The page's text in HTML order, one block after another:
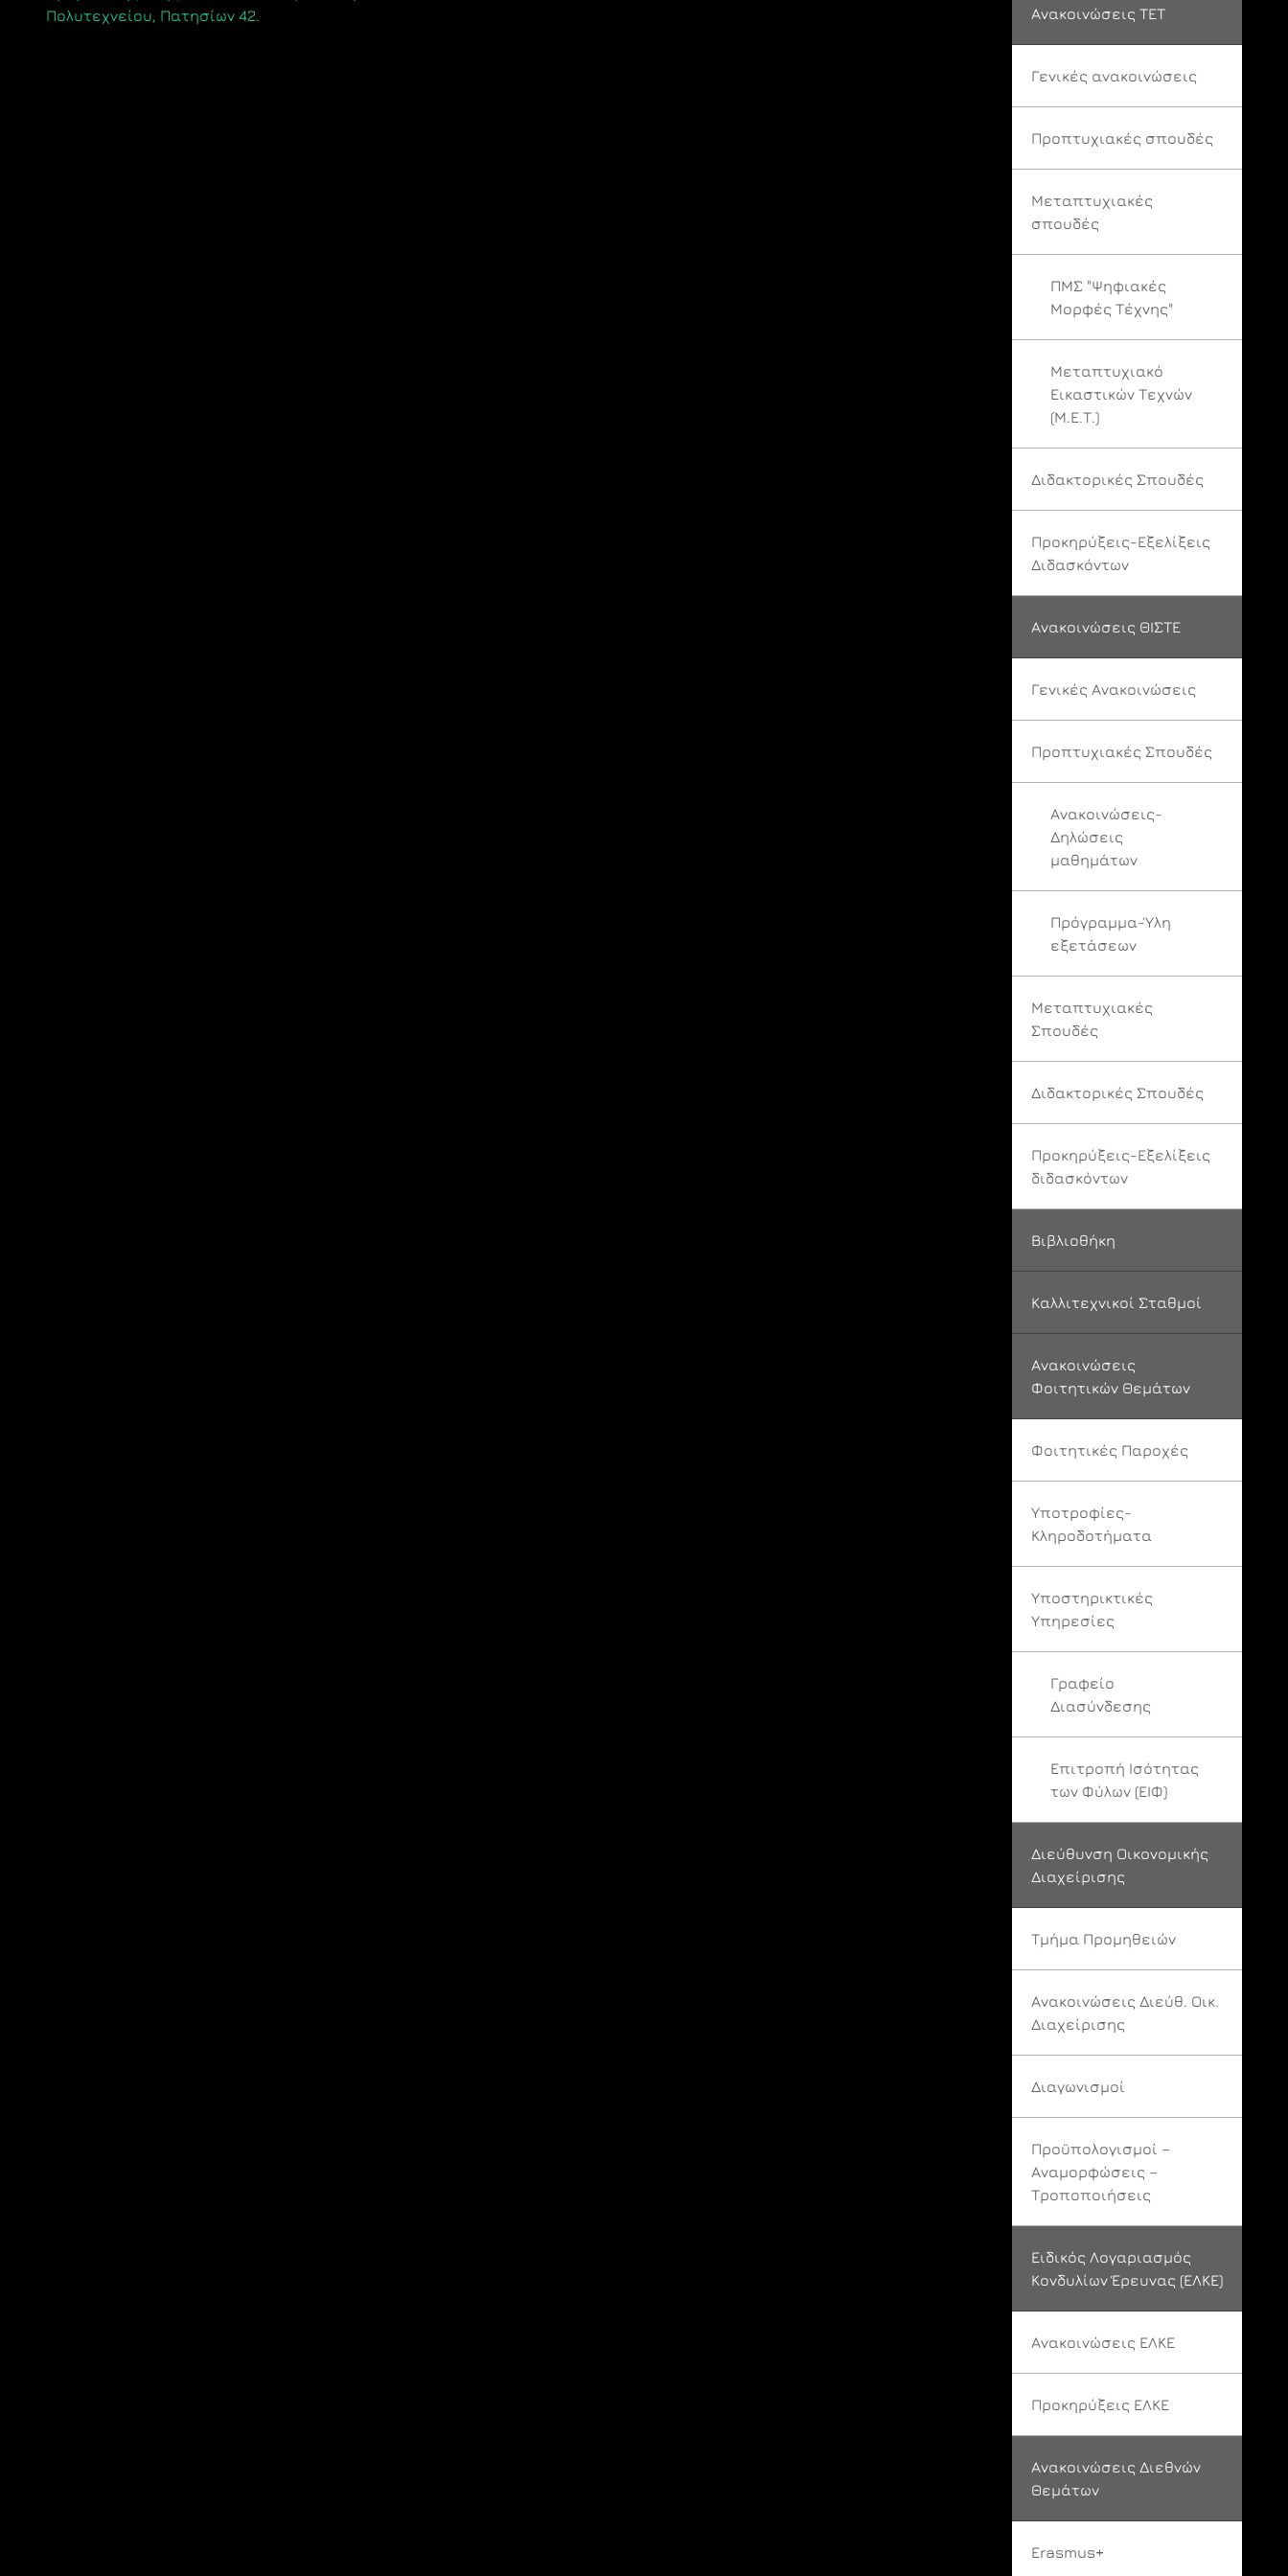
Πολυτεχνείου, Πατησίων 42.
Ανακοινώσεις ΤΕΤ
Γενικές ανακοινώσεις
Προπτυχιακές σπουδές
Μεταπτυχιακές
σπουδές
ΠΜΣ "Ψηφιακές
Μορφές Τέχνης"
Μεταπτυχιακό
Εικαστικών Τεχνών
(Μ.Ε.Τ.)
Διδακτορικές Σπουδές
Προκηρύξεις-Εξελίξεις
Διδασκόντων
Ανακοινώσεις ΘΙΣΤΕ
Γενικές Ανακοινώσεις
Προπτυχιακές Σπουδές
Ανακοινώσεις-
Δηλώσεις
μαθημάτων
Πρόγραμμα-Ύλη
εξετάσεων
Μεταπτυχιακές
Σπουδές
Διδακτορικές Σπουδές
Προκηρύξεις-Εξελίξεις
διδασκόντων
Βιβλιοθήκη
Καλλιτεχνικοί Σταθμοί
Ανακοινώσεις
Φοιτητικών Θεμάτων
Φοιτητικές Παροχές
Υποτροφίες-
Κληροδοτήματα
Υποστηρικτικές
Υπηρεσίες
Γραφείο
Διασύνδεσης
Επιτροπή Ισότητας
των Φύλων (ΕΙΦ)
Διεύθυνση Οικονομικής
Διαχείρισης
Τμήμα Προμηθειών
Ανακοινώσεις Διεύθ. Οικ.
Διαχείρισης
Διαγωνισμοί
Προϋπολογισμοί –
Αναμορφώσεις –
Τροποποιήσεις
Ειδικός Λογαριασμός
Κονδυλίων Έρευνας (ΕΛΚΕ)
Ανακοινώσεις ΕΛΚΕ
Προκηρύξεις ΕΛΚΕ
Ανακοινώσεις Διεθνών
Θεμάτων
Erasmus+